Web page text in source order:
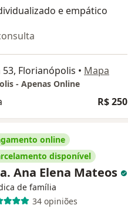
e empático
53, Florianópolis • Mapa
- Apenas Online
R$ 250
online
disponível
Ana Elena Mateos
de família
34 opiniões